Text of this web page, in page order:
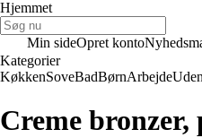
Hjemmet
Min sideOpret konto
Kategorier
KøkkenSoveBadBørnArbejde
Creme